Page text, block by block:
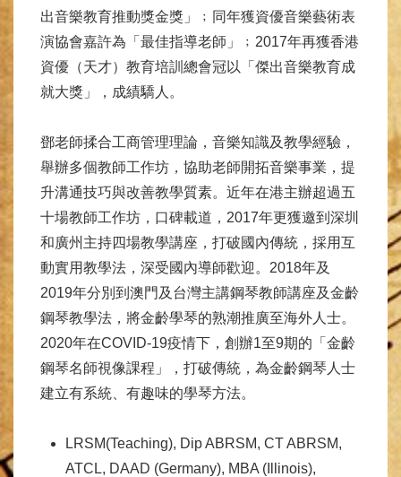
出音樂教育推動獎金獎」﹔同年獲資優音樂藝術表
演協會嘉許為「最佳指導老師」﹔2017年再獲香港
資優（天才）教育培訓總會冠以「傑出音樂教育成
就大獎」，成績驕人。
鄧老師揉合工商管理理論，音樂知識及教學經驗，
舉辦多個教師工作坊，協助老師開拓音樂事業，提
升溝通技巧與改善教學質素。近年在港主辦超過五
十場教師工作坊，口碑載道，2017年更獲邀到深圳
和廣州主持四場教學講座，打破國內傳統，採用互
動實用教學法，深受國內導師歡迎。2018年及
2019年分別到澳門及台灣主講鋼琴教師講座及金齡
鋼琴教學法，將金齡學琴的熟潮推廣至海外人士。
2020年在COVID-19疫情下，創辦1至9期的「金齡
鋼琴名師視像課程」，打破傳統，為金齡鋼琴人士
建立有系統、有趣味的學琴方法。
LRSM(Teaching), Dip ABRSM, CT ABRSM,
ATCL, DAAD (Germany), MBA (Illinois),